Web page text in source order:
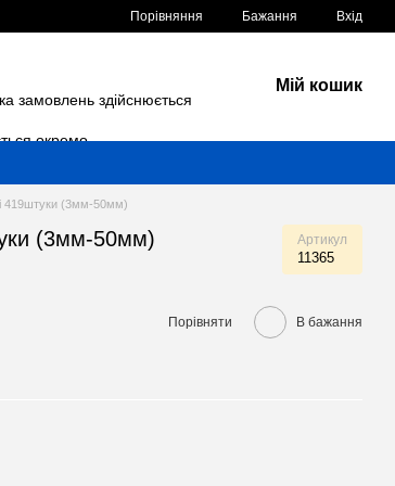
Порівняння Бажання Вхід
замовлень здійснюється
окремо.
Мій кошик
419штуки (3мм-50мм)
(3мм-50мм) Артикул
11365
Порівняти В бажання